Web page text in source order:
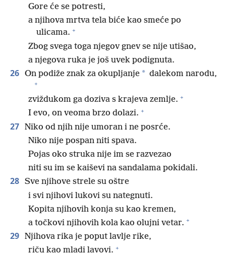
Gore će se potresti,
a njihova mrtva tela biće kao smeće po
ulicama. +
Zbog svega toga njegov gnev se nije utišao,
a njegova ruka je još uvek podignuta.
26 On podiže znak za okupljanje * dalekom narodu,
+
zviždukom ga doziva s krajeva zemlje. +
I evo, on veoma brzo dolazi. +
27 Niko od njih nije umoran i ne posrće.
Niko nije pospan niti spava.
Pojas oko struka nije im se razvezao
niti su im se kaiševi na sandalama pokidali.
28 Sve njihove strele su oštre
i svi njihovi lukovi su nategnuti.
Kopita njihovih konja su kao kremen,
a točkovi njihovih kola kao olujni vetar. +
29 Njihova rika je poput lavlje rike,
riču kao mladi lavovi. +